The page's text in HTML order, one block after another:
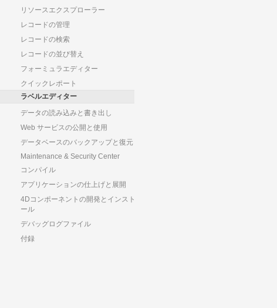
リソースエクスプローラー
レコードの管理
レコードの検索
レコードの並び替え
フォーミュラエディター
クイックレポート
ラベルエディター
データの読み込みと書き出し
Web サービスの公開と使用
データベースのバックアップと復元
Maintenance & Security Center
コンパイル
アプリケーションの仕上げと展開
4Dコンポーネントの開発とインスト
ール
デバッグログファイル
付録